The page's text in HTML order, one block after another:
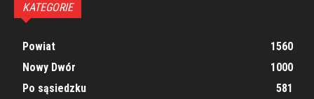
KATEGORIE
Powiat
1560
Nowy Dwór
1000
Po sąsiedzku
581